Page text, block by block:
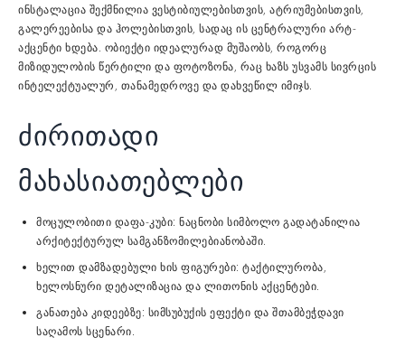
ინსტალაცია შექმნილია ვესტიბიულებისთვის, ატრიუმებისთვის,
გალერეებისა და ჰოლებისთვის, სადაც ის ცენტრალური არტ-
აქცენტი ხდება. ობიექტი იდეალურად მუშაობს, როგორც
მიზიდულობის წერტილი და ფოტოზონა, რაც ხაზს უსვამს სივრცის
ინტელექტუალურ, თანამედროვე და დახვეწილ იმიჯს.
ძირითადი
მახასიათებლები
მოცულობითი დაფა-კუბი: ნაცნობი სიმბოლო გადატანილია
არქიტექტურულ სამგანზომილებიანობაში.
ხელით დამზადებული ხის ფიგურები: ტაქტილურობა,
ხელოსნური დეტალიზაცია და ლითონის აქცენტები.
განათება კიდეებზე: სიმსუბუქის ეფექტი და შთამბეჭდავი
საღამოს სცენარი.